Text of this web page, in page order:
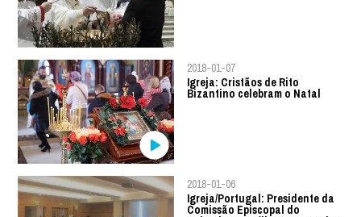
2018-01-07
Igreja: Cristãos de Rito
Bizantino celebram o Natal
2018-01-06
Igreja/Portugal: Presidente da
Comissão Episcopal do